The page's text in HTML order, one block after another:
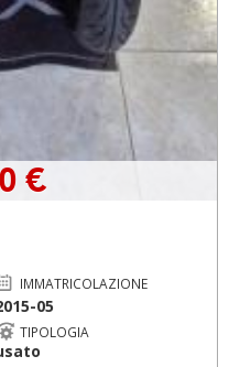
€
IMMATRICOLAZIONE
05
TIPOLOGIA